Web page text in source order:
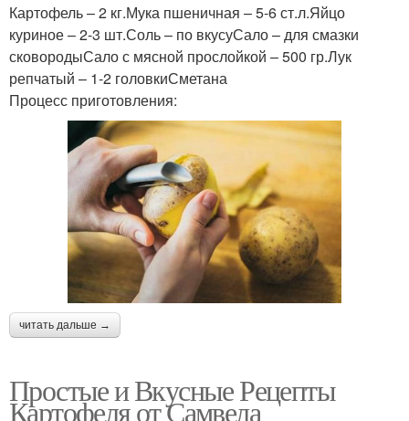
Картофель – 2 кг.Мука пшеничная – 5-6 ст.л.Яйцо
куриное – 2-3 шт.Соль – по вкусуСало – для смазки
сковородыСало с мясной прослойкой – 500 гр.Лук
репчатый – 1-2 головкиСметана
Процесс приготовления:
читать дальше →
Простые и Вкусные Рецепты
Картофеля от Самвела